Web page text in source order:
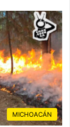
MICHOACÁN